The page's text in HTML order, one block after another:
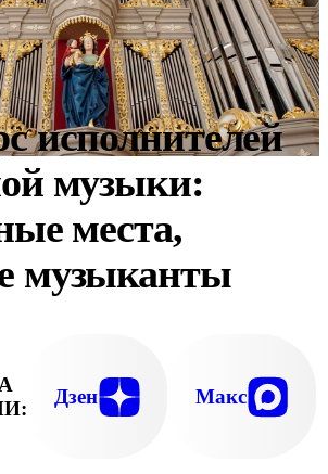
исполнителей
музыки:
места,
музыканты
Дзен Макс